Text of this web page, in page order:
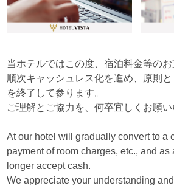
地図から地域を選択して
当ホテルではこの度、宿泊料金等の
順次キャッシュレス化を進め、原則
を終了して参ります。
ご理解とご協力を、何卒宜しくお願い
At our hotel will gradually convert to a
payment of room charges, etc., and
longer accept cash.
We appreciate your understanding
フォトギャラリー
各ホテルからのお知らせ
採用情報
企業情報